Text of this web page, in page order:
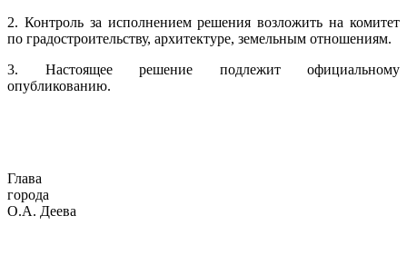
2. Контроль за исполнением решения возложить на комитет
по градостроительству, архитектуре, земельным отношениям.
3. Настоящее решение подлежит официальному
опубликованию.
Глава
О.А. Деева